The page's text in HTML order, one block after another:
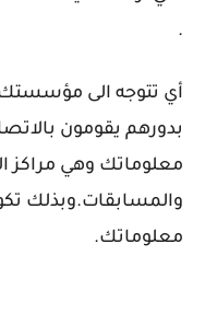
.
أي تتوجه الى مؤسستك
بدورهم يقومون
معلوماتك وهي مراكز
والمسابقات.وبذلك
معلوماتك.